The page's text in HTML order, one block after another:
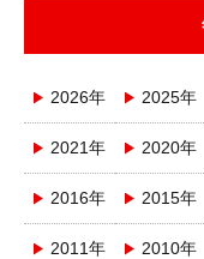
2026年 2025年
2021年 2020年
2016年 2015年
2011年 2010年